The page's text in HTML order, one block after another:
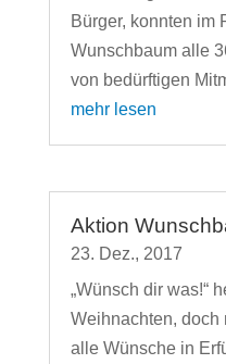
Bürger, konnten im
Wunschbaum alle
von bedürftigen
mehr lesen
Aktion
23. Dez., 2017
„Wünsch dir was!“
Weihnachten, doch
alle Wünsche in